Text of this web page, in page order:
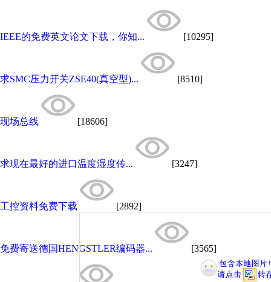
IEEE的免费英文论文下载，你知... [10295]
求SMC压力开关ZSE40(真空型)... [8510]
现场总线 [18606]
求现在最好的进口温度湿度传... [3247]
工控资料免费下载 [2892]
免费寄送德国HENGSTLER编码器... [3565]